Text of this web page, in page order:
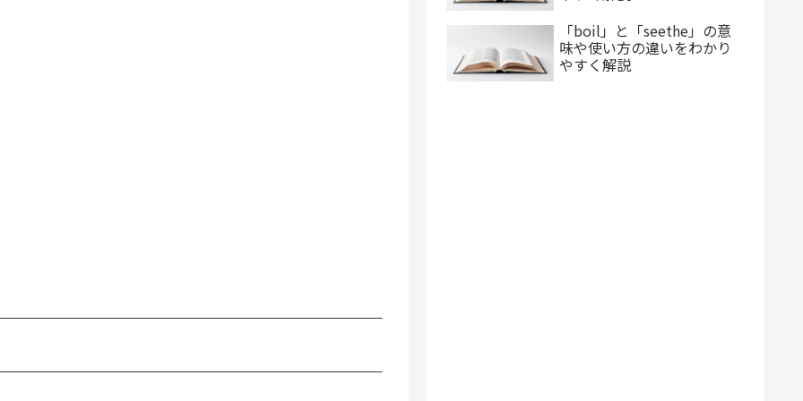
「boil」と「seethe」の意
味や使い方の違いをわかり
やすく解説